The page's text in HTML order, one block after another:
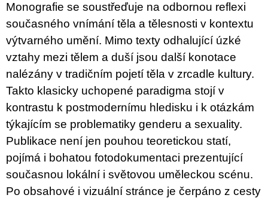
Monografie se soustřeďuje na odbornou reflexi
současného vnímání těla a tělesnosti v kontextu
výtvarného umění. Mimo texty odhalující úzké
vztahy mezi tělem a duší jsou další konotace
nalézány v tradičním pojetí těla v zrcadle kultury.
Takto klasicky uchopené paradigma stojí v
kontrastu k postmodernímu hledisku i k otázkám
týkajícím se problematiky genderu a sexuality.
Publikace není jen pouhou teoretickou statí,
pojímá i bohatou fotodokumentaci prezentující
současnou lokální i světovou uměleckou scénu.
Po obsahové i vizuální stránce je čerpáno z cesty
u
e
m
e
VÝVAR
NEJEN
ROMSKÉ
RECEPTY
PRO
SNESITELNĚJŠÍ
KLIMA
300
Kč
Původně:
Kč